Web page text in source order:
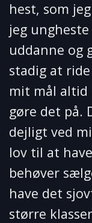
hest, som
jeg
uddanne og
stadig at
mit mål altid
gøre det på.
dejligt ved
lov til at
behøver
have det
større